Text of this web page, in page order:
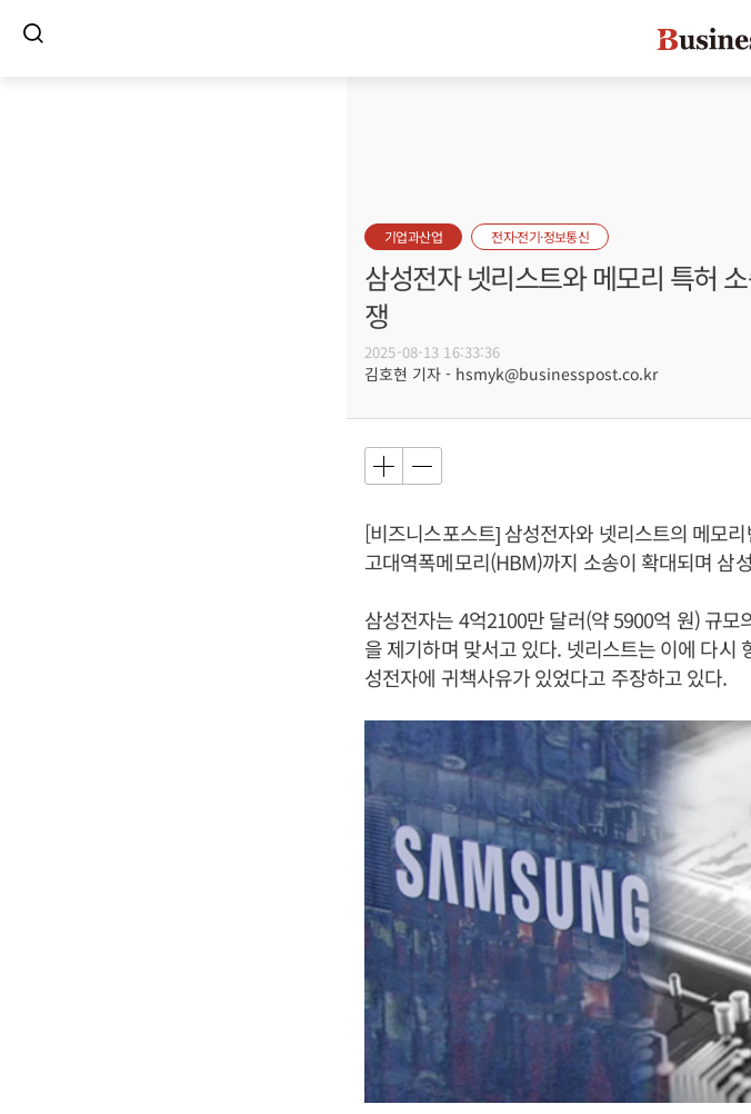
기업과산업 전자·전기·정보통신
삼성전자 넷리스트와 메모리 특허
쟁
2025-08-13 16:33:36
김호현 기자 - hsmyk@businesspost.co.kr
[비즈니스포스트] 삼성전자와 넷리스트의 메모
고대역폭메모리(HBM)까지 소송이 확대되며 삼
삼성전자는 4억2100만 달러(약 5900억 원) 규
을 제기하며 맞서고 있다. 넷리스트는 이에 다시
성전자에 귀책사유가 있었다고 주장하고 있다.